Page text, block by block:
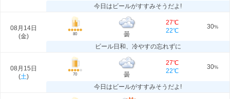
今日はビールがすすみそうだよ!
08月14日
(金) 80 曇
27℃
22℃
30%
ビール日和、冷やすの忘れずに
08月15日
(土) 70 曇
27℃
22℃
30%
今日はビールがすすみそうだよ!